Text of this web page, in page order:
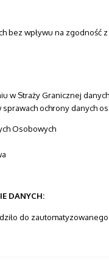
wpływu na zgodność
w Straży Granicznej
ochrony danych
Osobowych
DANYCH:
do